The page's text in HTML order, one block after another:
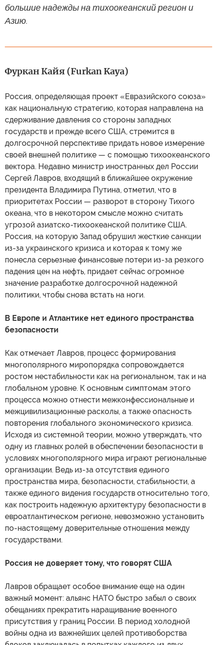
большие надежды на тихоокеанский регион и
Азию.
Фуркан Кайя (Furkan Kaya)
Россия, определяющая проект «Евразийского союза»
как национальную стратегию, которая направлена на
сдерживание давления со стороны западных
государств и прежде всего США, стремится в
долгосрочной перспективе придать новое измерение
своей внешней политике — с помощью тихоокеанского
вектора. Недавно министр иностранных дел России
Сергей Лавров, входящий в ближайшее окружение
президента Владимира Путина, отметил, что в
приоритетах России — разворот в сторону Тихого
океана, что в некотором смысле можно считать
угрозой азиатско-тихоокеанской политике США.
Россия, на которую Запад обрушил жесткие санкции
из-за украинского кризиса и которая к тому же
понесла серьезные финансовые потери из-за резкого
падения цен на нефть, придает сейчас огромное
значение разработке долгосрочной надежной
политики, чтобы снова встать на ноги.
В Европе и Атлантике нет единого пространства
безопасности
Как отмечает Лавров, процесс формирования
многополярного миропорядка сопровождается
ростом нестабильности как на региональном, так и на
глобальном уровне. К основным симптомам этого
процесса можно отнести межконфессиональные и
межцивилизационные расколы, а также опасность
повторения глобального экономического кризиса.
Исходя из системной теории, можно утверждать, что
одну из главных ролей в обеспечении безопасности в
условиях многополярного мира играют региональные
организации. Ведь из-за отсутствия единого
пространства мира, безопасности, стабильности, а
также единого видения государств относительно того,
как построить надежную архитектуру безопасности в
евроатлантическом регионе, невозможно установить
по-настоящему доверительные отношения между
государствами.
Россия не доверяет тому, что говорят США
Лавров обращает особое внимание еще на один
важный момент: альянс НАТО быстро забыл о своих
обещаниях прекратить наращивание военного
присутствия у границ России. В период холодной
войны одна из важнейших целей противоборства